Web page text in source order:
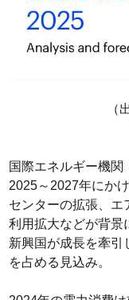
（
国際エネルギー機
2025～2027年にか
センターの拡張、エ
利用拡大などが背景
新興国が成長を牽引
を占める見込み。